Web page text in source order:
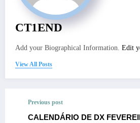
CT1END
Add your Biographical Information. Edit
View All Posts
Previous post
CALENDÁRIO DE DX